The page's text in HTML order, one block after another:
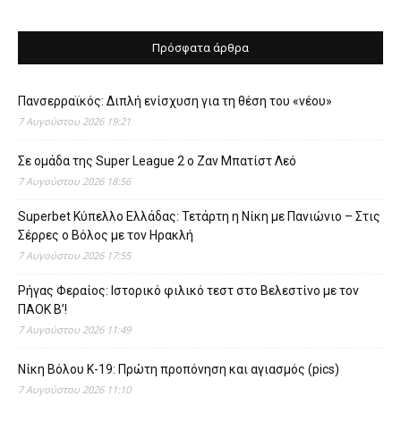
Πρόσφατα άρθρα
Πανσερραϊκός: Διπλή ενίσχυση για τη θέση του «νέου»
7 Αυγούστου 2026 19:21
Σε ομάδα της Super League 2 o Ζαν Μπατίστ Λεό
7 Αυγούστου 2026 18:56
Superbet Κύπελλο Ελλάδας: Τετάρτη η Νίκη με Πανιώνιο – Στις
Σέρρες ο Βόλος με τον Ηρακλή
7 Αυγούστου 2026 17:55
Ρήγας Φεραίος: Ιστορικό φιλικό τεστ στο Βελεστίνο με τον
ΠΑΟΚ Β’!
7 Αυγούστου 2026 11:49
Νίκη Βόλου Κ-19: Πρώτη προπόνηση και αγιασμός (pics)
7 Αυγούστου 2026 11:10